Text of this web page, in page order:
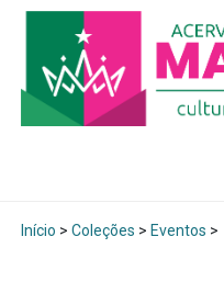
Início > Coleções > Eventos >